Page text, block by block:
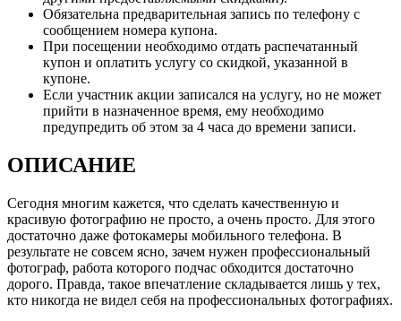
Обязательна предварительная запись по телефону с
сообщением номера купона.
При посещении необходимо отдать распечатанный
купон и оплатить услугу со скидкой, указанной в
купоне.
Если участник акции записался на услугу, но не может
прийти в назначенное время, ему необходимо
предупредить об этом за 4 часа до времени записи.
ОПИСАНИЕ
Сегодня многим кажется, что сделать качественную и
красивую фотографию не просто, а очень просто. Для этого
достаточно даже фотокамеры мобильного телефона. В
результате не совсем ясно, зачем нужен профессиональный
фотограф, работа которого подчас обходится достаточно
дорого. Правда, такое впечатление складывается лишь у тех,
кто никогда не видел себя на профессиональных фотографиях.